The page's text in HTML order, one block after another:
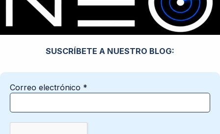
SUSCRÍBETE A NUESTRO BLOG:
Correo electrónico *